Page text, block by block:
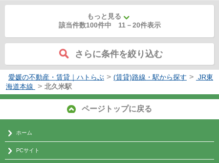
もっと見る
該当件数100件中 11 －20件表示
さらに条件を絞り込む
愛媛の不動産・賃貸｜ハトらぶ > (賃貸)路線・駅から探す > JR東
海道本線
> 北久米駅
ページトップに戻る
ホーム
PCサイト